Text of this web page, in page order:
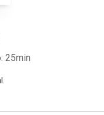
25min